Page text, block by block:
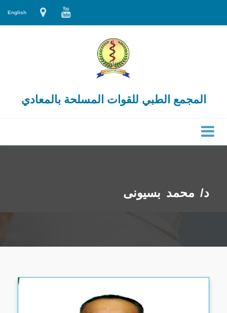
English
المجمع الطبي للقوات المسلحة بالمعادي
د/ محمد بسيونى